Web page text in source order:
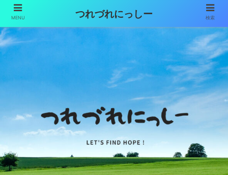
MENU つれづれにっしー 検索